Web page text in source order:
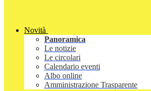
Novità
Panoramica
Le notizie
Le circolari
Calendario eventi
Albo online
Amministrazione Trasparente